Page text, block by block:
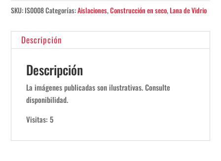
SKU:IS0008Categorías:Aislaciones,Construcción en seco,Lana de Vidrio
Descripción
Descripción
La imágenes publicadas son ilustrativas. Consulte
disponibilidad.
Visitas: 5